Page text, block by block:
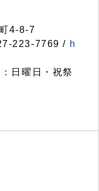
4-8-7
223-7769 / h
日曜日・祝祭